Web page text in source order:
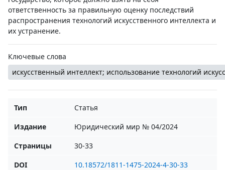
ответственность за правильную оценку последствий
распространения технологий искусственного интеллекта и
их устранение.
Ключевые слова
искусственный интеллект; использование технологий
Тип
Статья
Издание
Юридический мир № 04/2024
Страницы
30-33
DOI
10.18572/1811-1475-2024-4-30-33